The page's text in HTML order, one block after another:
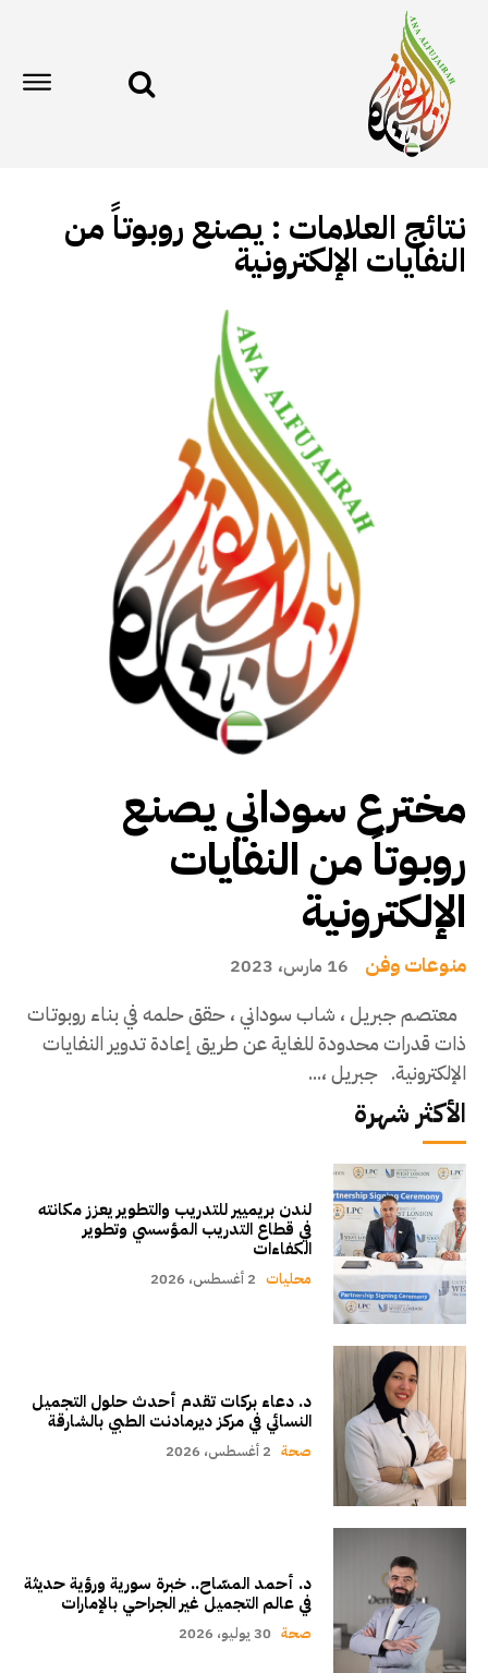
نتائج العلامات : يصنع روبوتاً من
النفايات الإلكترونية
مخترع سوداني يصنع
روبوتاً من النفايات
الإلكترونية
منوعات وفن 16 مارس، 2023
معتصم جبريل ، شاب سوداني ، حقق حلمه في بناء روبوتات
ذات قدرات محدودة للغاية عن طريق إعادة تدوير النفايات
الإلكترونية. جبريل ،...
الأكثر شهرة
لندن بريميير للتدريب والتطوير يعزز مكانته
في قطاع التدريب المؤسسي وتطوير
الكفاءات
محليات 2 أغسطس، 2026
د. دعاء بركات تقدم أحدث حلول التجميل
النسائي في مركز ديرمادنت الطبي بالشارقة
صحة 2 أغسطس، 2026
د. أحمد المسّاح.. خبرة سورية ورؤية حديثة
في عالم التجميل غير الجراحي بالإمارات
صحة 30 يوليو، 2026